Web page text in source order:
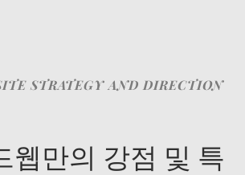
STRATEGY AND DIRECTION
웹만의 강점 및 특